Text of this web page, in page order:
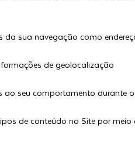
da sua navegação como
de geolocalização
ao seu comportamento durante
de conteúdo no Site por meio